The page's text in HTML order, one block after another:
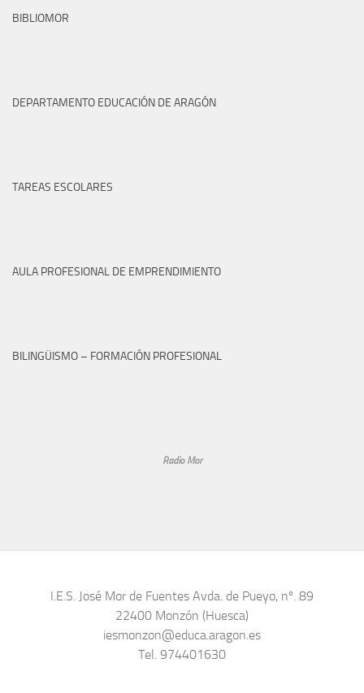
BIBLIOMOR
DEPARTAMENTO EDUCACIÓN DE ARAGÓN
TAREAS ESCOLARES
AULA PROFESIONAL DE EMPRENDIMIENTO
BILINGÜISMO – FORMACIÓN PROFESIONAL
Radio Mor
I.E.S. José Mor de Fuentes Avda. de Pueyo, nº. 89
22400 Monzón (Huesca)
iesmonzon@educa.aragon.es
Tel. 974401630